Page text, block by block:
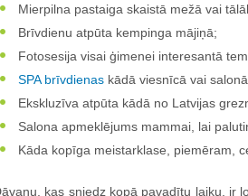
Mierpilna pastaiga skaistā mežā vai
Brīvdienu atpūta kempinga mājiņā;
Fotosesija visai ģimenei interesantā
SPA brīvdienas kādā viesnīcā vai
Ekskluzīva atpūta kādā no Latvijas
Salona apmeklējums mammai, lai
Kāda kopīga meistarklase, piemēram,
kas sniedz kopā pavadītu laiku, ir